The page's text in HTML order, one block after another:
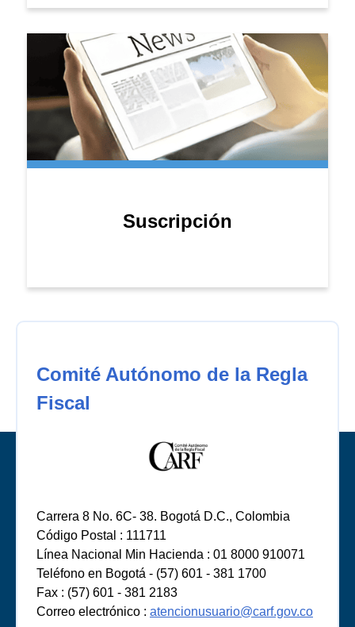
Suscripción
Comité Autónomo de la Regla
Fiscal
Carrera 8 No. 6C- 38. Bogotá D.C., Colombia
Código Postal : 111711
Línea Nacional Min Hacienda : 01 8000 910071
Teléfono en Bogotá - (57) 601 - 381 1700
Fax : (57) 601 - 381 2183
Correo electrónico : atencionusuario@carf.gov.co